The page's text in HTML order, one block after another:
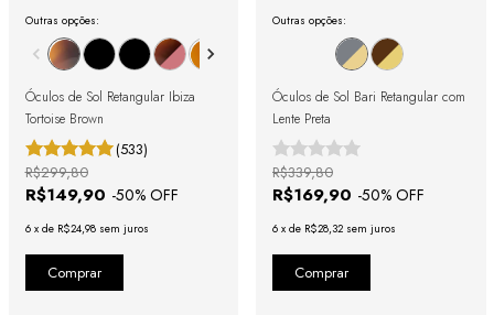
Outras opções:
Óculos de Sol Retangular Ibiza
Tortoise Brown
(533)
R$149,90 -50% OFF
R$299,80
6 x de R$24,98 sem juros
Outras opções:
Óculos de Sol Bari Retangular com
Lente Preta
R$169,90 -50% OFF
R$339,80
6 x de R$28,32 sem juros